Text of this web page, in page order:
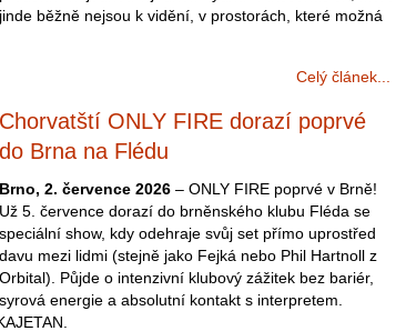
jinde běžně nejsou k vidění, v prostorách, které možná
Celý článek...
Chorvatští ONLY FIRE dorazí poprvé
do Brna na Flédu
Brno, 2. července 2026 – ONLY FIRE poprvé v Brně!
Už 5. července dorazí do brněnského klubu Fléda se
speciální show, kdy odehraje svůj set přímo uprostřed
davu mezi lidmi (stejně jako Fejká nebo Phil Hartnoll z
Orbital). Půjde o intenzivní klubový zážitek bez bariér,
syrová energie a absolutní kontakt s interpretem.